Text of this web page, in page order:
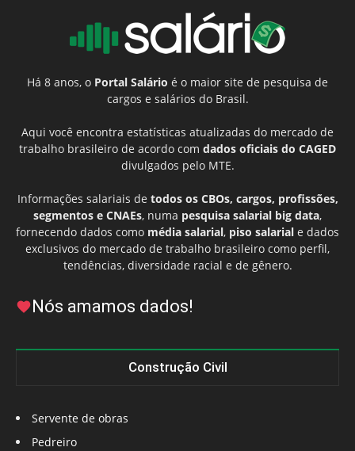
Há 8 anos, o Portal Salário é o maior site de pesquisa de
cargos e salários do Brasil.
Aqui você encontra estatísticas atualizadas do mercado de
trabalho brasileiro de acordo com dados oficiais do CAGED
divulgados pelo MTE.
Informações salariais de todos os CBOs, cargos, profissões,
segmentos e CNAEs, numa pesquisa salarial big data,
fornecendo dados como média salarial, piso salarial e dados
exclusivos do mercado de trabalho brasileiro como perfil,
tendências, diversidade racial e de gênero.
Nós amamos dados!
Construção Civil
Servente de obras
Pedreiro